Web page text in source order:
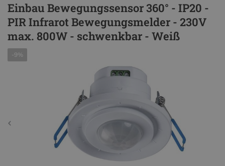
Einbau Bewegungssensor 360° - IP20 -
PIR Infrarot Bewegungsmelder - 230V
max. 800W - schwenkbar - Weiß
-9%